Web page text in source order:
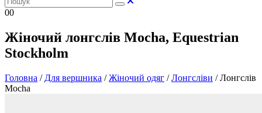
00
Жіночий лонгслів Mocha, Equestrian
Stockholm
Головна / Для вершника /Жіночий одяг /Лонгсліви /Лонгслів
Mocha